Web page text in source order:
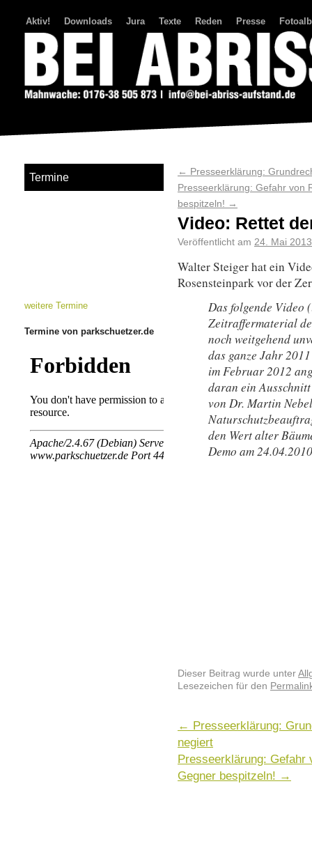
Aktiv! Downloads Jura Texte Reden Presse
← Presseerklärung:
Presseerklärung: Gefahr von
bespitzeln! →
Video: Rettet
Veröffentlicht am 24. Mai 2013
Walter Steiger hat ein
Rosensteinpark vor der
Das folgende Video
Zeitraffermaterial
noch weitgehend
das ganze Jahr
im Februar 2012
daran ein
von Dr. Martin
den Wert alter
Demo am
Dieser Beitrag wurde unter
Lesezeichen für den
← Presseerklärung:
negiert
Presseerklärung: Gefahr
Gegner bespitzeln! →
Termine
weitere Termine
Termine von parkschuetzer.de